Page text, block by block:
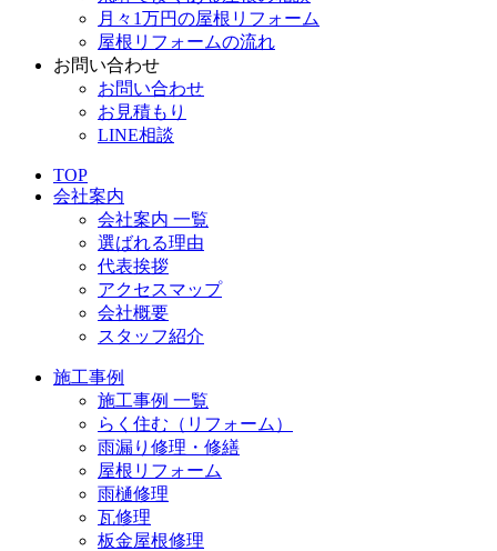
月々1万円の屋根リフォーム
屋根リフォームの流れ
お問い合わせ
お問い合わせ
お見積もり
LINE相談
TOP
会社案内
会社案内 一覧
選ばれる理由
代表挨拶
アクセスマップ
会社概要
スタッフ紹介
施工事例
施工事例 一覧
らく住む（リフォーム）
雨漏り修理・修繕
屋根リフォーム
雨樋修理
瓦修理
板金屋根修理